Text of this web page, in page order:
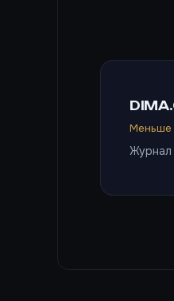
Меньше
Журнал